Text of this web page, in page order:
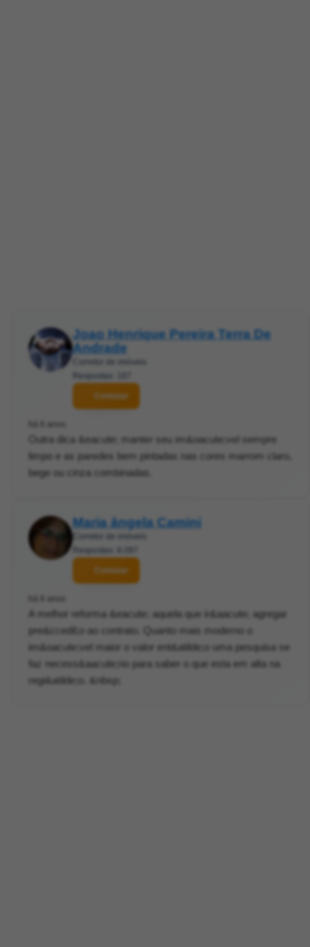
Joao Henrique Pereira Terra De
Andrade
Corretor de imóveis
Respostas: 187
Contatar
há 6 anos
Outra dica &eacute; manter seu im&oacute;vel sempre
limpo e as paredes bem pintadas nas cores marrom claro,
bege ou cinza combinadas.
Maria ângela Camini
Corretor de imóveis
Respostas: 8.097
Contatar
há 6 anos
A melhor reforma &eacute; aquela que ir&aacute; agregar
pre&ccedil;o ao contrato. Quanto mais moderno o
im&oacute;vel maior o valor ent&atilde;o uma pesquisa se
faz necess&aacute;rio para saber o que esta em alta na
regi&atilde;o. &nbsp;